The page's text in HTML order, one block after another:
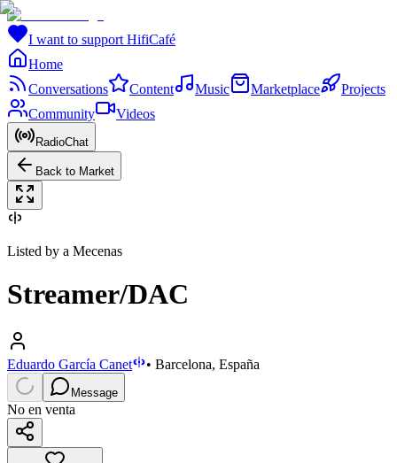
I want to support HifiCafé
Home
Conversations
Content Music Marketplace
Projects
Community
Videos
RadioChat
Back to Market
Listed by a Mecenas
Streamer/DAC
Eduardo García Canet • Barcelona, España
Message
No en venta